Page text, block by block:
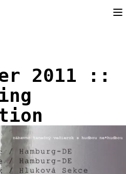
2011 ::